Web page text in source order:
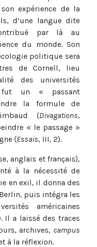
expérience de la
d’une langue dite
par là au
du monde. Son
politique sera
de Cornell, lieu
des universités
fut un « passant
la formule de
(Divagations,
« le passage »
(Essais, III, 2).
anglais et français),
à la nécessité de
en exil, il donna des
puis intégra les
américaines
Il a laissé des traces
archives, campus
à la réflexion.